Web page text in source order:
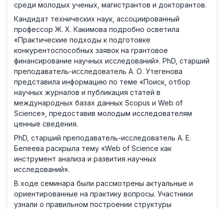
среди молодых ученых, магистрантов и докторантов.
Кандидат технических наук, ассоциированный
профессор Ж. Х. Какимова подробно осветила
«Практические подходы к подготовке
конкурентоспособных заявок на грантовое
финансирование научных исследований». PhD, старший
преподаватель-исследователь А. О. Утегенова
представила информацию по теме «Поиск, отбор
научных журналов и публикация статей в
международных базах данных Scopus и Web of
Science», предоставив молодым исследователям
ценные сведения.
PhD, старший преподаватель-исследователь А. Е.
Бепеева раскрыла тему «Web of Science как
инструмент анализа и развития научных
исследований».
В ходе семинара были рассмотрены актуальные и
ориентированные на практику вопросы. Участники
узнали о правильном построении структуры